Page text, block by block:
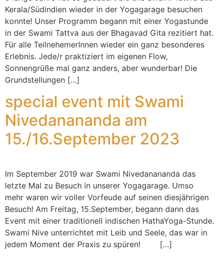
Kerala/Südindien wieder in der Yogagarage besuchen
konnte! Unser Programm begann mit einer Yogastunde
in der Swami Tattva aus der Bhagavad Gita rezitiert hat.
Für alle TeilnehemerInnen wieder ein ganz besonderes
Erlebnis. Jede/r praktiziert im eigenen Flow,
Sonnengrüße mal ganz anders, aber wunderbar! Die
Grundstellungen […]
special event mit Swami
Nivedanananda am
15./16.September 2023
Im September 2019 war Swami Nivedanananda das
letzte Mal zu Besuch in unserer Yogagarage. Umso
mehr waren wir voller Vorfeude auf seinen diesjährigen
Besuch! Am Freitag, 15.September, begann dann das
Event mit einer traditionell indischen HathaYoga-Stunde.
Swami Nive unterrichtet mit Leib und Seele, das war in
jedem Moment der Praxis zu spüren! […]